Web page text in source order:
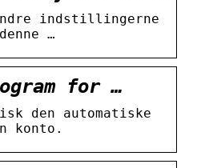
indstillingerne
…
for …
den automatiske
konto.